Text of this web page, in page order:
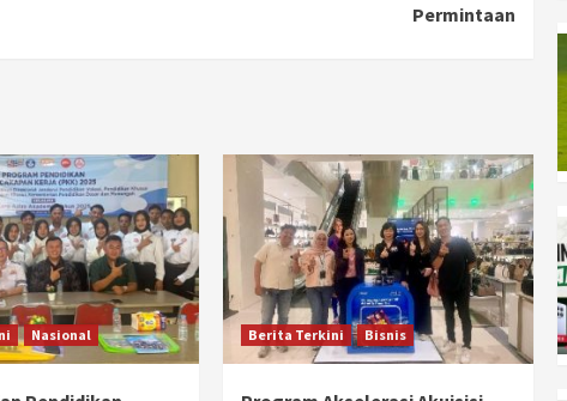
Permintaan
Nasional Berita Terkini Bisnis